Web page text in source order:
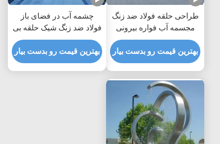
طراحی حلقه فولاد ضد زنگ
مجسمه آب فواره بیرونی
برای تزئینات
بهترین قیمت رو بدست بیار
چشمه آب در فضای باز
فولاد ضد زنگ شیک حلقه بی
نهایت مجسمه چشمه بزرگ
بهترین قیمت رو بدست بیار